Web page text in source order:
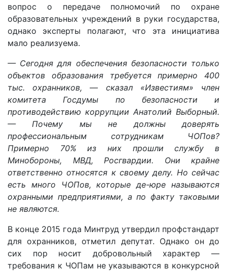
вопрос о передаче полномочий по охране
образовательных учреждений в руки государства,
однако эксперты полагают, что эта инициатива
мало реализуема.
— Сегодня для обеспечения безопасности только
объектов образования требуется примерно 400
тыс. охранников, — сказал «Известиям» член
комитета Госдумы по безопасности и
противодействию коррупции Анатолий Выборный.
— Почему мы не должны доверять
профессиональным сотрудникам ЧОПов?
Примерно 70% из них прошли службу в
Минобороны, МВД, Росгвардии. Они крайне
ответственно относятся к своему делу. Но сейчас
есть много ЧОПов, которые де-юре называются
охранными предприятиями, а по факту таковыми
не являются.
В конце 2015 года Минтруд утвердил профстандарт
для охранников, отметил депутат. Однако он до
сих пор носит добровольный характер —
требования к ЧОПам не указываются в конкурсной